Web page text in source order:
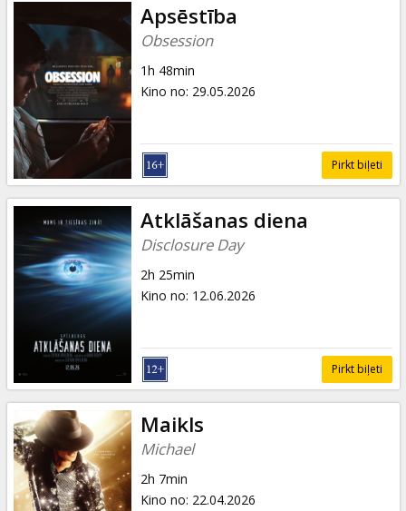
Apsēstība
Obsession
1h 48min
Kino no: 29.05.2026
Pirkt biļeti
Atklāšanas diena
Disclosure Day
2h 25min
Kino no: 12.06.2026
Pirkt biļeti
Maikls
Michael
2h 7min
Kino no: 22.04.2026